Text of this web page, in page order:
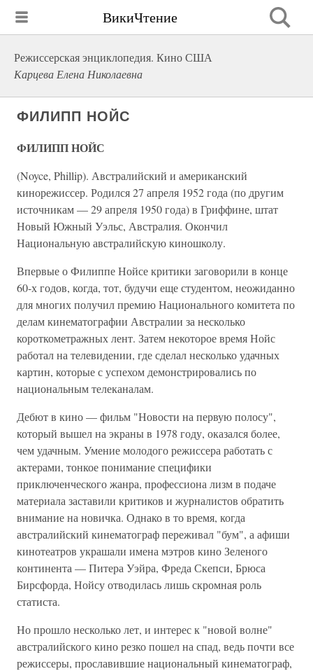
ВикиЧтение
Режиссерская энциклопедия. Кино США
Карцева Елена Николаевна
ФИЛИПП НОЙС
ФИЛИПП НОЙС
(Noyce, Phillip). Австралийский и американский
кинорежиссер. Родился 27 апреля 1952 года (по другим
источникам — 29 апреля 1950 года) в Гриффине, штат
Новый Южный Уэльс, Австралия. Окончил
Национальную австралийскую киношколу.
Впервые о Филиппе Нойсе критики заговорили в конце
60-х годов, когда, тот, будучи еще студентом, неожиданно
для многих получил премию Национального комитета по
делам кинематографии Австралии за несколько
короткометражных лент. Затем некоторое время Нойс
работал на телевидении, где сделал несколько удачных
картин, которые с успехом демонстрировались по
национальным телеканалам.
Дебют в кино — фильм "Новости на первую полосу",
который вышел на экраны в 1978 году, оказался более,
чем удачным. Умение молодого режиссера работать с
актерами, тонкое понимание специфики
приключенческого жанра, профессиона лизм в подаче
материала заставили критиков и журналистов обратить
внимание на новичка. Однако в то время, когда
австралийский кинематограф переживал "бум", а афиши
кинотеатров украшали имена мэтров кино Зеленого
континента — Питера Уэйра, Фреда Скепси, Брюса
Бирсфорда, Нойсу отводилась лишь скромная роль
статиста.
Но прошло несколько лет, и интерес к "новой волне"
австралийского кино резко пошел на спад, ведь почти все
режиссеры, прославившие национальный кинематограф,